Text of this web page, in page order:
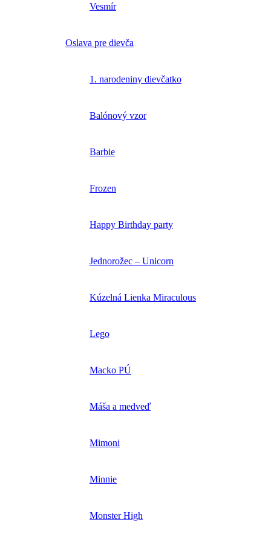
Vesmír
Oslava pre dievča
1. narodeniny dievčatko
Balónový vzor
Barbie
Frozen
Happy Birthday party
Jednorožec – Unicorn
Kúzelná Lienka Miraculous
Lego
Macko PÚ
Máša a medveď
Mimoni
Minnie
Monster High